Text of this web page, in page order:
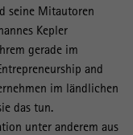
seine Mitautoren
Kepler
gerade im
and
im ländlichen
das tun.
unter anderem aus